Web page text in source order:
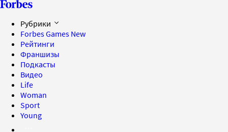
Рубрики
Forbes Games New
Рейтинги
Франшизы
Подкасты
Видео
Life
Woman
Sport
Young